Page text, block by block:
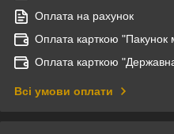
Оплата на рахунок
Оплата карткою
Оплата карткою
Всі умови оплати